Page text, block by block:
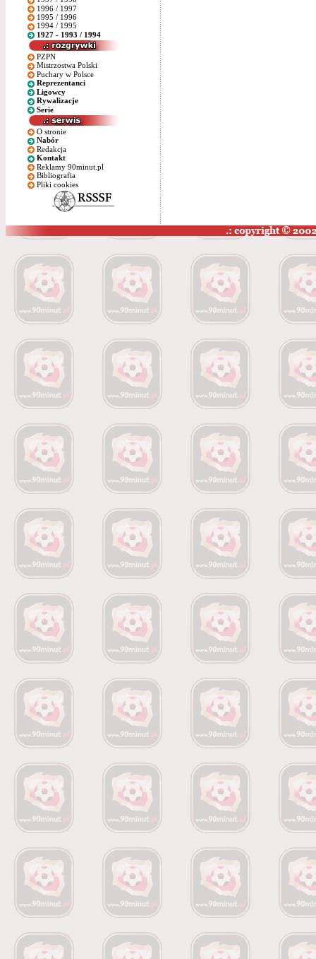
1996 / 1997
1995 / 1996
1994 / 1995
1927 - 1993 / 1994
PZPN
Mistrzostwa Polski
Puchary w Polsce
Reprezentanci
Ligowcy
Rywalizacje
Serie
O stronie
Nabór
Redakcja
Kontakt
Reklamy 90minut.pl
Bibliografia
Pliki cookies